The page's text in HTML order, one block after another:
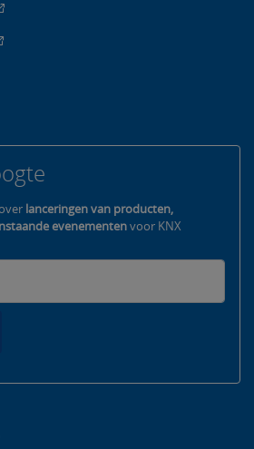
lanceringen van producten,
evenementenvoor KNX